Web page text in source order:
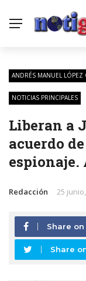
ANDRÉS MANUEL LÓPEZ
NOTICIAS PRINCIPALES
Liberan a
acuerdo
espionaje.
Redacción 25
Share
Share